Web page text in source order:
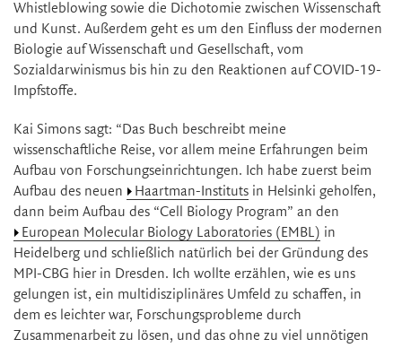
Whistleblowing sowie die Dichotomie zwischen Wissenschaft
und Kunst. Außerdem geht es um den Einfluss der modernen
Biologie auf Wissenschaft und Gesellschaft, vom
Sozialdarwinismus bis hin zu den Reaktionen auf COVID-19-
Impfstoffe.
Kai Simons sagt: “Das Buch beschreibt meine
wissenschaftliche Reise, vor allem meine Erfahrungen beim
Aufbau von Forschungseinrichtungen. Ich habe zuerst beim
Aufbau des neuen
Haartman-Instituts in Helsinki geholfen,
dann beim Aufbau des “Cell Biology Program” an den
European Molecular Biology Laboratories (EMBL) in
Heidelberg und schließlich natürlich bei der Gründung des
MPI-CBG hier in Dresden. Ich wollte erzählen, wie es uns
gelungen ist, ein multidisziplinäres Umfeld zu schaffen, in
dem es leichter war, Forschungsprobleme durch
Zusammenarbeit zu lösen, und das ohne zu viel unnötigen